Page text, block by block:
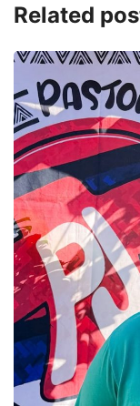
Related